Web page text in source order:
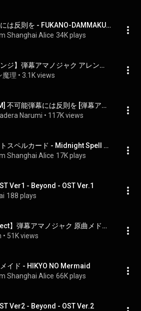
不可能弾幕には反則を - FUKANO-DAMMAKU NIWA HANSOKU WO
Shanghai Alice 34K plays
【東方アレンジ】弾幕アマノジャク アレンジメドレー【Impossible Spell Card TH14.3 Arrange Medley】
魔理 • 3.1K views
[作業用BGM] 不可能弾幕には反則を [弾幕アマノジャク:最序盤のテーマ]
Narumi • 117K views
ミッドナイトスペルカード - Midnight Spell Card
Shanghai Alice 17K plays
Ver1 - Beyond - OST Ver.1
188 plays
【東方project】弾幕アマノジャク 原曲メドレー【作業用BGM】
• 51K views
イド - HIKYO NO Mermaid
Shanghai Alice 66K plays
Ver2 - Beyond - OST Ver.2